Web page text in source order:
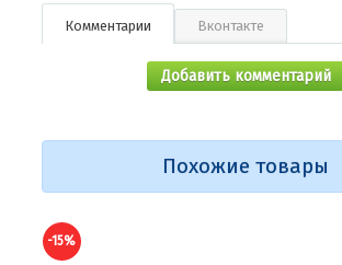
Комментарии Вконтакте
Добавить комментарий
Похожие товары
-15%